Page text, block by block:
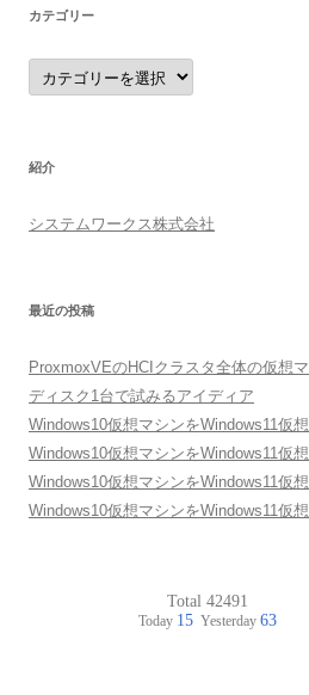
カテゴリー
カ
テ
ゴ
紹介
システムワークス株式会社
最近の投稿
ProxmoxVEのHCIクラスタ全体の仮想
ディスク1台で試みるアイディア
Windows10仮想マシンをWindows11仮
Windows10仮想マシンをWindows11仮
Windows10仮想マシンをWindows11仮
Windows10仮想マシンをWindows11仮